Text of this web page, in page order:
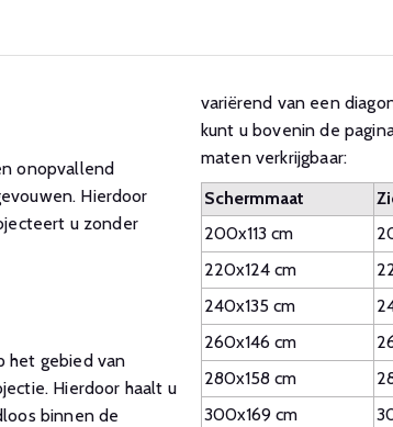
onopvallend
Hierdoor
u zonder
het gebied van
Hierdoor haalt u
binnen de
variërend van een
kunt u bovenin de
maten verkrijgbaar:
Schermmaat
200x113 cm
220x124 cm
240x135 cm
260x146 cm
280x158 cm
300x169 cm